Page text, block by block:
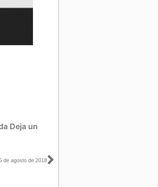
Deja un
de agosto de 2018Siguiente